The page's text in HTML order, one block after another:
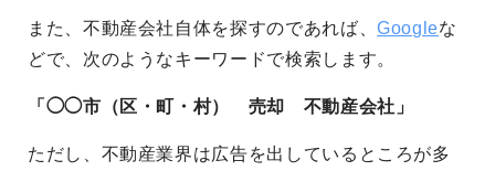
また、不動産会社自体を探すのであれば、Googleな
どで、次のようなキーワードで検索します。
「◯◯市（区・町・村） 売却 不動産会社」
ただし、不動産業界は広告を出しているところが多